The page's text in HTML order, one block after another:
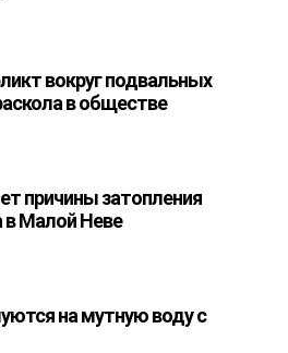
вокруг подвальных
в обществе
причины затопления
в Малой Неве
на мутную воду с